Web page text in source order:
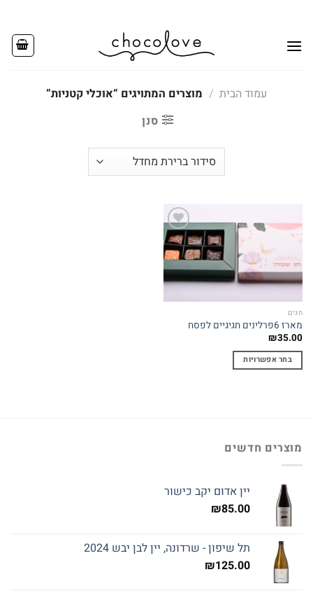
content
עמוד הבית / מוצרים המתויגים “אוכלי קטניות”
סנן
Add to
wishlist
חגים
מארז 6פרלינים חגיגיים לפסח
₪35.00
בחר אפשרויות
ניתן
לבחור
האפשרויות
בעמוד
המוצר
מוצרים חדשים
יין אדום יקב כישור
₪85.00
תל שיפון - שרדונה, יין לבן יבש 2024
₪125.00